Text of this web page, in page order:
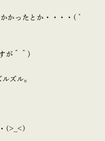
かったとか・・・・( ﾟ
が＾＾）
ズル。
(>_<)